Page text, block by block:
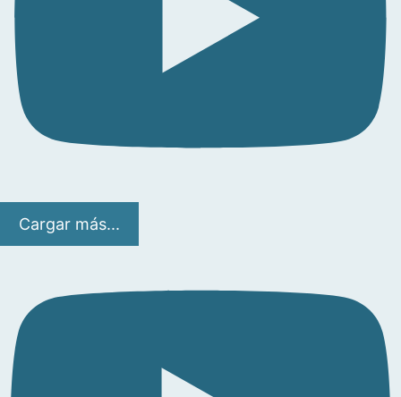
Cargar más...